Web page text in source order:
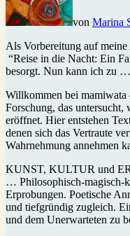
von Marina
Als Vorbereitung auf
“Reise in die Nacht: Ein
besorgt. Nun kann ich zu …
Willkommen bei
Forschung, das
eröffnet. Hier entstehen
denen sich das Vertraute
Wahrnehmung annehmen
KUNST, KULTUR und
… Philosophisch-magisch-
Erprobungen. Poetische
und tiefgründig zugleich.
und dem Unerwarteten zu